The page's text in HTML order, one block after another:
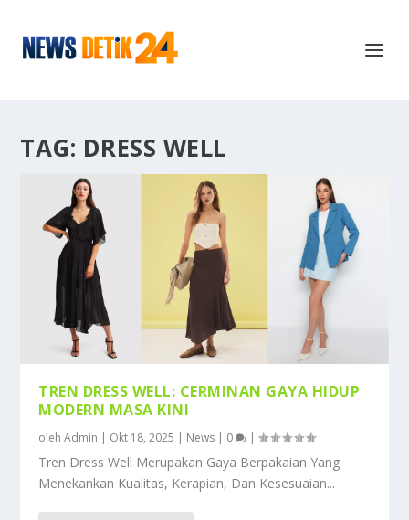
TAG: DRESS WELL
TREN DRESS WELL: CERMINAN GAYA HIDUP
MODERN MASA KINI
olehAdmin | Okt 18, 2025 | News | 0 |
Tren Dress Well Merupakan Gaya Berpakaian Yang
Menekankan Kualitas, Kerapian, Dan Kesesuaian...